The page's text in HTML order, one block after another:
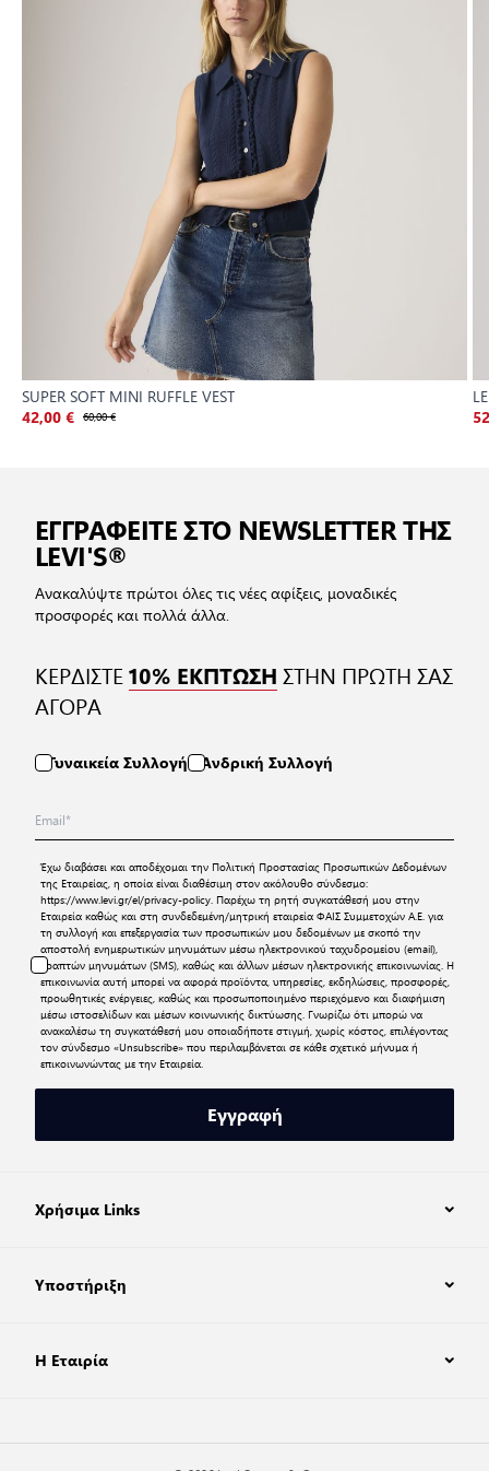
SUPER SOFT MINI RUFFLE VEST
42,00 € 60,00 €
ΕΓΓΡΑΦΕΙΤΕ ΣΤΟ NEWSLETTER ΤΗΣ
LEVI'S®
Ανακαλύψτε πρώτοι όλες τις νέες αφίξεις, μοναδικές
προσφορές και πολλά άλλα.
ΚΕΡΔΙΣΤΕ10% ΕΚΠΤΩΣΗ ΣΤΗΝ ΠΡΩΤΗ ΣΑΣ
ΑΓΟΡΑ
Γυναικεία Συλλογή Ανδρική Συλλογή
Έχω διαβάσει και αποδέχομαι την Πολιτική Προστασίας Προσωπικών Δεδομένων
της Εταιρείας, η οποία είναι διαθέσιμη στον ακόλουθο σύνδεσμο:
https://www.levi.gr/el/privacy-policy. Παρέχω τη ρητή συγκατάθεσή μου στην
Εταιρεία καθώς και στη συνδεδεμένη/μητρική εταιρεία ΦΑΙΣ Συμμετοχών Α.Ε. για
τη συλλογή και επεξεργασία των προσωπικών μου δεδομένων με σκοπό την
αποστολή ενημερωτικών μηνυμάτων μέσω ηλεκτρονικού ταχυδρομείου (email),
γραπτών μηνυμάτων (SMS), καθώς και άλλων μέσων ηλεκτρονικής επικοινωνίας. Η
επικοινωνία αυτή μπορεί να αφορά προϊόντα, υπηρεσίες, εκδηλώσεις, προσφορές,
προωθητικές ενέργειες, καθώς και προσωποποιημένο περιεχόμενο και διαφήμιση
μέσω ιστοσελίδων και μέσων κοινωνικής δικτύωσης. Γνωρίζω ότι μπορώ να
ανακαλέσω τη συγκατάθεσή μου οποιαδήποτε στιγμή, χωρίς κόστος, επιλέγοντας
τον σύνδεσμο «Unsubscribe» που περιλαμβάνεται σε κάθε σχετικό μήνυμα ή
επικοινωνώντας με την Εταιρεία.
Εγγραφή
Χρήσιμα Links
Υποστήριξη
Η Εταιρία